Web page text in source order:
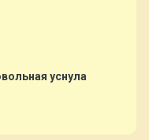
уснула